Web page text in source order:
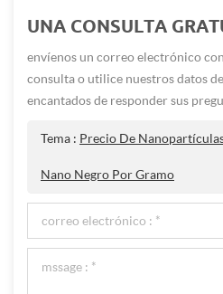
UNA CONSULTA
envíenos un correo electrónico
consulta o utilice nuestros datos
encantados de responder sus
Tema : Precio De
Nano Negro Por Gramo